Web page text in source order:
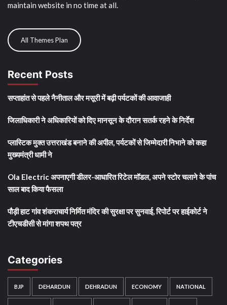
maintain website in no time at all.
All Themes Plan
Recent Posts
सप्ताहांत से पहले नैनीताल और मसूरी में बढ़ी पर्यटकों की आवाजाही
जिलाधिकारी ने अधिकारियों को दिए मानसून के दौरान सतर्क रहने के निर्देश
प्लास्टिक मुक्त उत्तराखंड बनाने की अपील, पर्यटकों से जिम्मेदारी निभाने को कहा
मुख्यमंत्री धामी ने
Ola Electric अपनाएगी डीलर-आधारित रिटेल मॉडल, अपने स्टोर चलाने के पांच
साल बाद किया फैसला
पौड़ी हाट गांव शंकराचार्य निर्मित मंदिर की सुरक्षा पर सुनवाई, रिपोर्ट पर हाईकोर्ट ने
टीएचडीसी से मांगा शपथ पत्र
Categories
BJP DEHARDUN DEHRADUN ECONOMY NATIONAL